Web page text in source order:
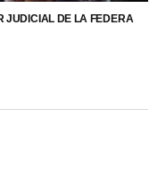
JUDICIAL DE LA FEDERA